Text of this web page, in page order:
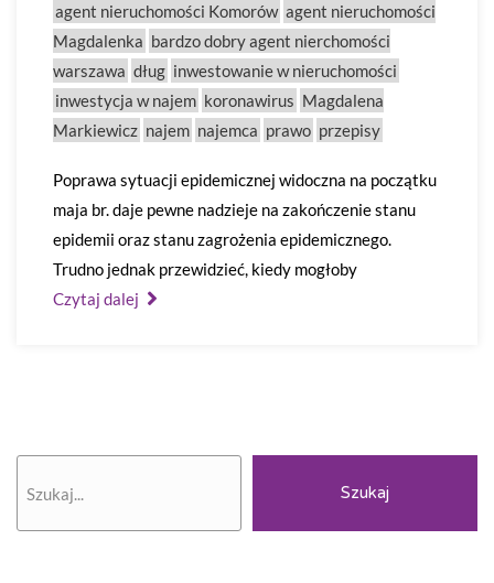
agent nieruchomości Komorów agent nieruchomości
Magdalenka bardzo dobry agent nierchomości
warszawa dług inwestowanie w nieruchomości
inwestycja w najem koronawirus Magdalena
Markiewicz najem najemca prawo przepisy
Poprawa sytuacji epidemicznej widoczna na początku
maja br. daje pewne nadzieje na zakończenie stanu
epidemii oraz stanu zagrożenia epidemicznego.
Trudno jednak przewidzieć, kiedy mogłoby
Czytaj dalej
Szukaj